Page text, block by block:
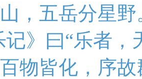
，五岳分星
记》曰“乐者
物皆化，序